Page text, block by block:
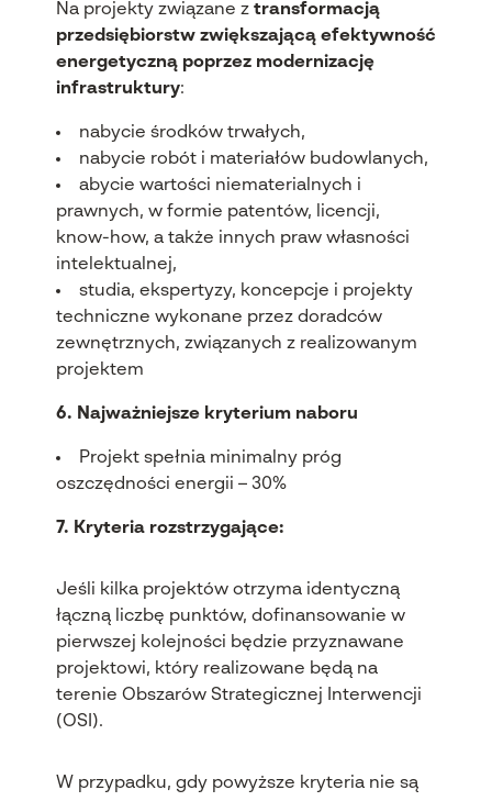
Na projekty związane z transformacją
przedsiębiorstw zwiększającą efektywność
energetyczną poprzez modernizację
infrastruktury:
nabycie środków trwałych,
nabycie robót i materiałów budowlanych,
abycie wartości niematerialnych i
prawnych, w formie patentów, licencji,
know-how, a także innych praw własności
intelektualnej,
studia, ekspertyzy, koncepcje i projekty
techniczne wykonane przez doradców
zewnętrznych, związanych z realizowanym
projektem
6. Najważniejsze kryterium naboru
Projekt spełnia minimalny próg
oszczędności energii – 30%
7. Kryteria rozstrzygające:
Jeśli kilka projektów otrzyma identyczną
łączną liczbę punktów, dofinansowanie w
pierwszej kolejności będzie przyznawane
projektowi, który realizowane będą na
terenie Obszarów Strategicznej Interwencji
(OSI).
W przypadku, gdy powyższe kryteria nie są